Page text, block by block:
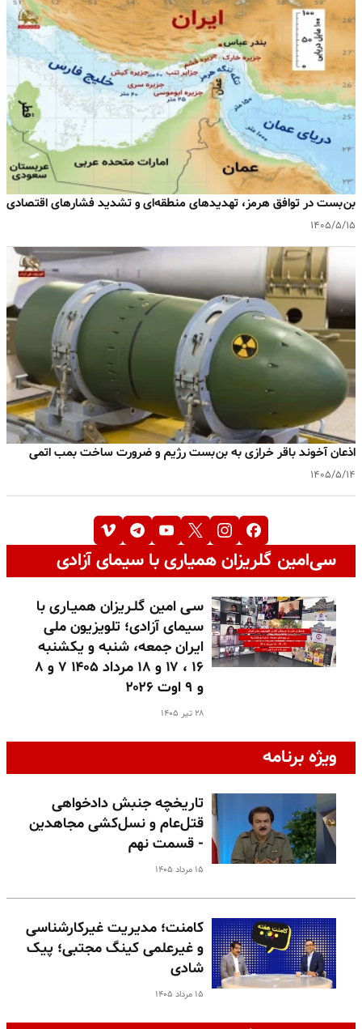
بن‌بست در توافق هرمز، تهدیدهای منطقه‌ای و تشدید فشارهای اقتصادی
۱۴۰۵/۵/۱۵
اذعان آخوند باقر خرازی به بن‌بست رژیم و ضرورت ساخت بمب اتمی
۱۴۰۵/۵/۱۴
سی‌امین گلریزان همیاری با سیمای آزادی
سـی امین گلـریزان همیـاری با
سیمای آزادی؛ تلویزیون ملی
ایران جمعه، شنبه و یکشنبه
۱۶ ، ۱۷ و ۱۸ مرداد ۱۴۰۵ ۷ و ۸
و ۹ اوت ۲۰۲۶
۲۸ تیر ۱۴۰۵
ویژه برنامه
تاریخچه جنبش دادخواهی
قتل‌عام و نسل‌کشی مجاهدین
- قسمت نهم
۱۵ مرداد ۱۴۰۵
کامنت؛ مدیریت غیرکارشناسی
و غیرعلمی کینگ مجتبی؛ پیک
شادی
۱۵ مرداد ۱۴۰۵